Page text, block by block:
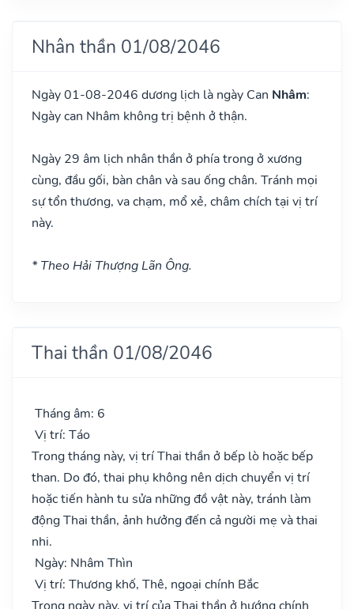
Nhân thần 01/08/2046
Ngày 01-08-2046 dương lịch là ngày Can Nhâm:
Ngày can Nhâm không trị bệnh ở thận.
Ngày 29 âm lịch nhân thần ở phía trong ở xương
cùng, đầu gối, bàn chân và sau ống chân. Tránh mọi
sự tổn thương, va chạm, mổ xẻ, châm chích tại vị trí
này.
* Theo Hải Thượng Lãn Ông.
Thai thần 01/08/2046
Tháng âm: 6
Vị trí: Táo
Trong tháng này, vị trí Thai thần ở bếp lò hoặc bếp
than. Do đó, thai phụ không nên dịch chuyển vị trí
hoặc tiến hành tu sửa những đồ vật này, tránh làm
động Thai thần, ảnh hưởng đến cả người mẹ và thai
nhi.
Ngày: Nhâm Thìn
Vị trí: Thương khố, Thê, ngoại chính Bắc